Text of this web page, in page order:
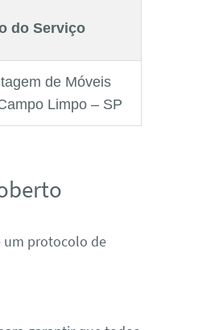
do Serviço
de Móveis
Limpo – SP
um protocolo de